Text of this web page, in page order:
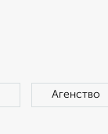
Агенство